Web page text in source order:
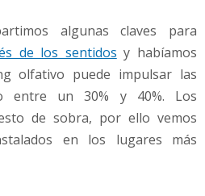
algunas claves para
de los sentidos y habíamos
olfativo puede impulsar las
entre un 30% y 40%. Los
de sobra, por ello vemos
en los lugares más